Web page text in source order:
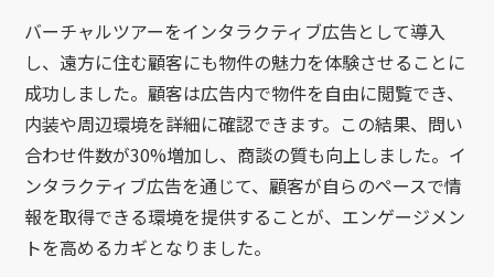
バーチャルツアーをインタラクティブ広告として導入
し、遠方に住む顧客にも物件の魅力を体験させることに
成功しました。顧客は広告内で物件を自由に閲覧でき、
内装や周辺環境を詳細に確認できます。この結果、問い
合わせ件数が30%増加し、商談の質も向上しました。イ
ンタラクティブ広告を通じて、顧客が自らのペースで情
報を取得できる環境を提供することが、エンゲージメン
トを高めるカギとなりました。